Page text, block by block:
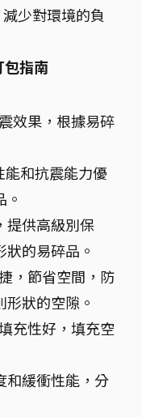
少對環境的負
包指南
效果，根據易碎
能和抗震能力優
提供高級別保
的易碎品。
，節省空間，防
狀的空隙。
充性好，填充空
和緩衝性能，分